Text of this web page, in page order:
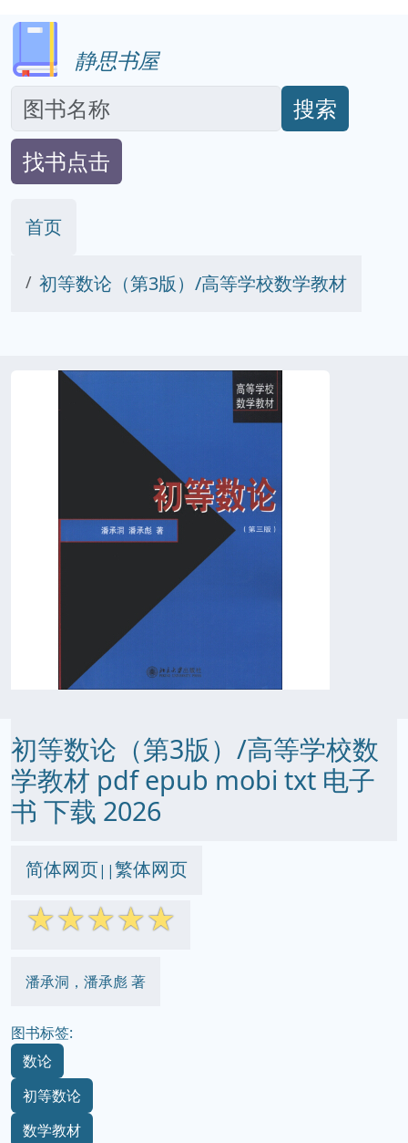
静思书屋
搜索
找书点击
首页
初等数论（第3版）/高等学校数学教材
初等数论（第3版）/高等学校数
学教材 pdf epub mobi txt 电子
书 下载 2026
简体网页||繁体网页
☆☆☆☆☆
潘承洞，潘承彪 著
图书标签:
数论
初等数论
数学教材